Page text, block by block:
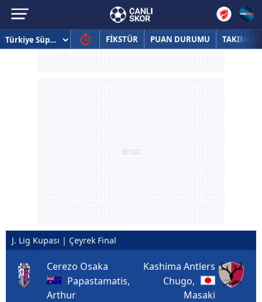
FİKSTÜR PUAN DURUMU TAKIMLAR
J. Lig Kupası | Çeyrek Final
Cerezo Osaka
Papastamatis,
Arthur
Kashima Antlers
Chugo,
Masaki